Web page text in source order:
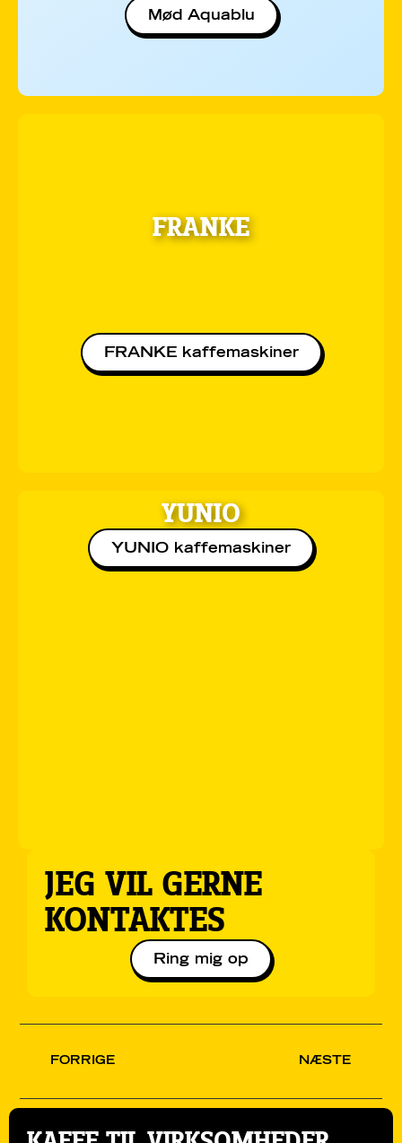
Mød Aquablu
FRANKE
FRANKE kaffemaskiner
YUNIO
YUNIO kaffemaskiner
JEG VIL GERNE
KONTAKTES
Ring mig op
FORRIGE NÆSTE